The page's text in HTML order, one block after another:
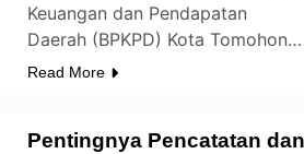
Keuangan dan Pendapatan
Daerah (BPKPD) Kota Tomohon…
Read More
Pentingnya Pencatatan